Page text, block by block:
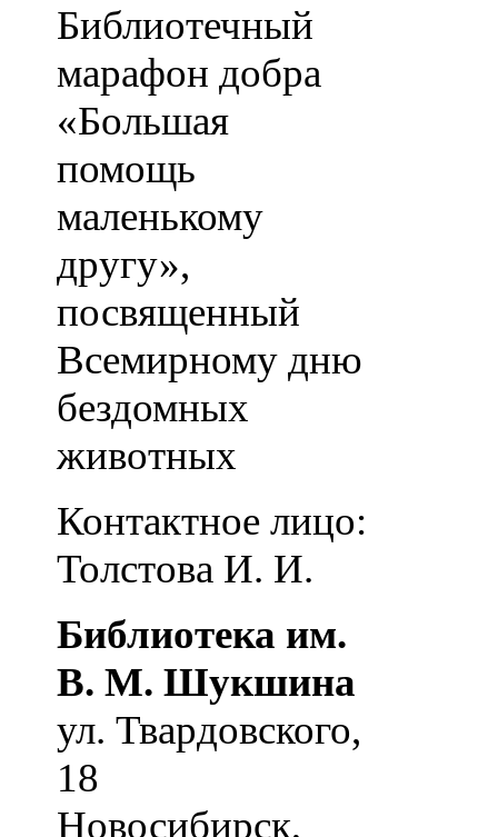
Библиотечный
марафон добра
«Большая
помощь
маленькому
другу»,
посвященный
Всемирному дню
бездомных
животных
Контактное лицо:
Толстова И. И.
Библиотека им.
В. М. Шукшина
ул. Твардовского,
18
Новосибирск,